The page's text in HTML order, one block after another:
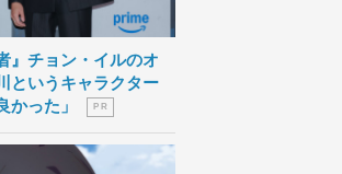
』チョン・イルのオ
いうキャラクター
かった」
P R